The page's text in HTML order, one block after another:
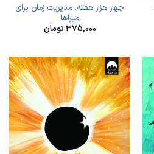
چهار هزار هفته: مدیریت زمان برای
میراها
۳۷۵,۰۰۰تومان